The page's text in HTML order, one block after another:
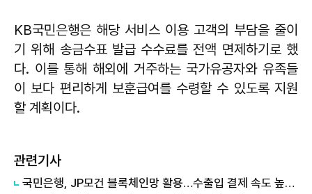
KB국민은행은 해당 서비스 이용 고객의 부담을 줄이
기 위해 송금수표 발급 수수료를 전액 면제하기로 했
다. 이를 통해 해외에 거주하는 국가유공자와 유족들
이 보다 편리하게 보훈급여를 수령할 수 있도록 지원
할 계획이다.
관련기사
국민은행, JP모건 블록체인망 활용…수출입 결제 속도 높인다